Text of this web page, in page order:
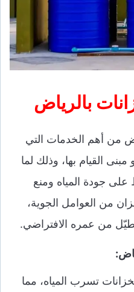
من أهم الخدمات التي
القيام بها، وذلك لما
جودة المياه ومنع
من العوامل الجوية،
من عمره الافتراضي.
تسرب المياه، مما